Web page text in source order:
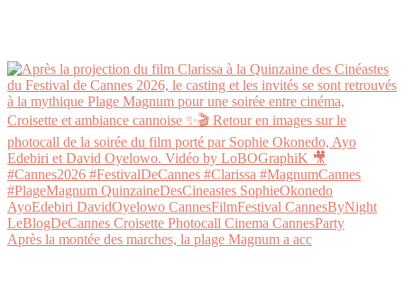
Après la montée des marches, la plage Magnum a acc